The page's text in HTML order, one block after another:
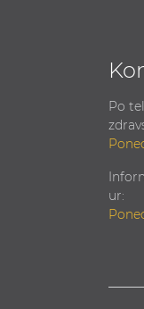
Po
ur: